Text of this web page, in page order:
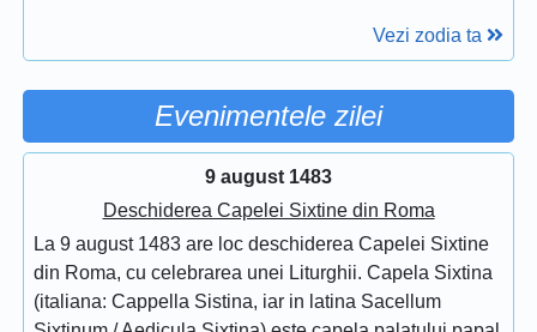
Vezi zodia ta
Evenimentele zilei
9 august 1483
Deschiderea Capelei Sixtine din Roma
La 9 august 1483 are loc deschiderea Capelei Sixtine
din Roma, cu celebrarea unei Liturghii. Capela Sixtina
(italiana: Cappella Sistina, iar in latina Sacellum